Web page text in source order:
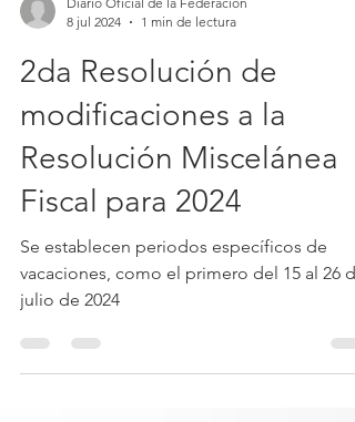
8 jul 2024
1 min de lectura
2da Resolución de
modificaciones a la
Resolución Miscelánea
Fiscal para 2024
Se establecen periodos específicos de
vacaciones, como el primero del 15 al 26 de
julio de 2024